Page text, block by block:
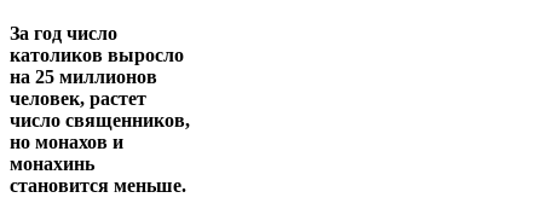
За год число
католиков выросло
на 25 миллионов
человек, растет
число священников,
но монахов и
монахинь
становится меньше.